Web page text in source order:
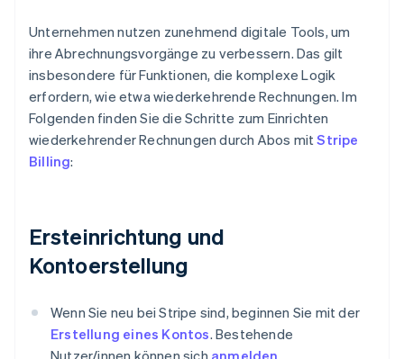
Unternehmen nutzen zunehmend digitale Tools, um
ihre Abrechnungsvorgänge zu verbessern. Das gilt
insbesondere für Funktionen, die komplexe Logik
erfordern, wie etwa wiederkehrende Rechnungen. Im
Folgenden finden Sie die Schritte zum Einrichten
wiederkehrender Rechnungen durch Abos mitStripe
Billing:
Ersteinrichtung und
Kontoerstellung
Wenn Sie neu bei Stripe sind, beginnen Sie mit der
Erstellung eines Kontos. Bestehende